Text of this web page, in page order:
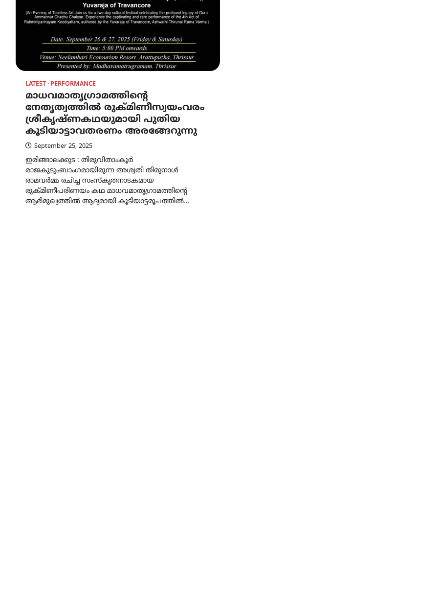
LATEST PERFORMANCE
മാധവമാതൃഗ്രാമത്തിന്റെ
നേതൃത്വത്തിൽ രുക്മിണീസ്വയംവരം
ശ്രീകൃഷ്ണകഥയുമായി പുതിയ
കൂടിയാട്ടാവതരണം അരങ്ങേറുന്നു
September 25, 2025
ഇരിങ്ങാലക്കുട : തിരുവിതാംകൂർ
രാജകുടുംബാംഗമായിരുന്ന അശ്വതി തിരുനാൾ
രാമവർമ്മ രചിച്ച സംസ്കൃതനാടകമായ
രുക്മിണീപരിണയം കഥ മാധവമാതൃഗ്രാമത്തിന്റെ
ആഭിമുഖ്യത്തിൽ ആദ്യമായി കൂടിയാട്ടരൂപത്തിൽ…